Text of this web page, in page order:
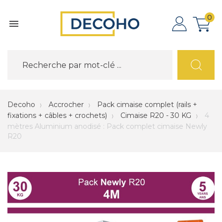

0
Decoho Accrocher
Pack cimaise complet (rails +
fixations + câbles + crochets)
Cimaise R20 - 30 KG
4
mètres Aluminium anodisé : Pack complet cimaise Newly
R20